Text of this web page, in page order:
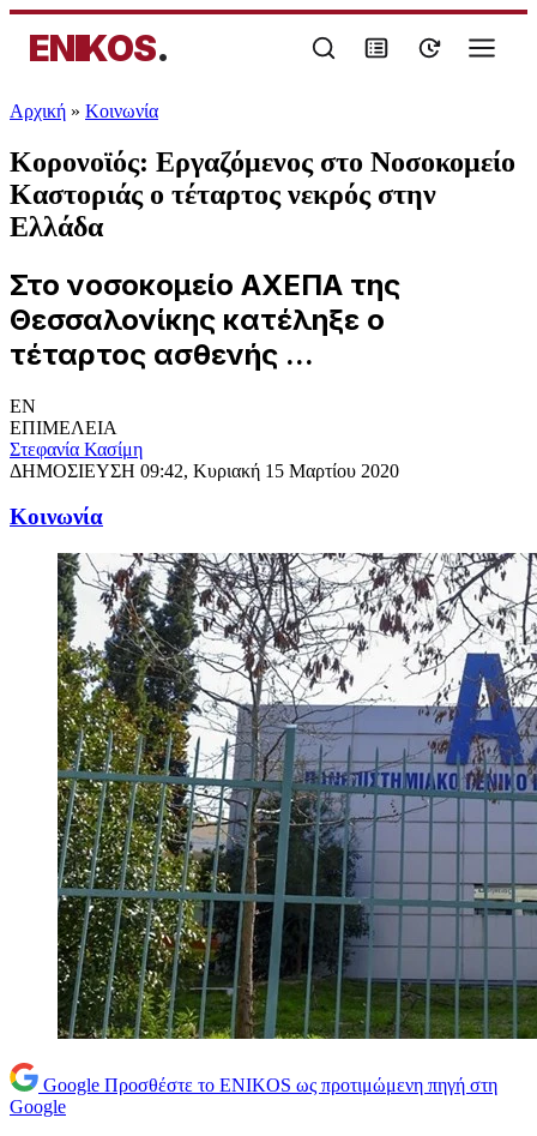
ENIKOS.
Αρχική » Κοινωνία
Κορονοϊός: Εργαζόμενος στο Νοσοκομείο
Καστοριάς ο τέταρτος νεκρός στην
Ελλάδα
Στο νοσοκομείo ΑΧΕΠΑ της
Θεσσαλονίκης κατέληξε ο
τέταρτος ασθενής ...
EN
ΕΠΙΜΕΛΕΙΑ
Στεφανία Κασίμη
ΔΗΜΟΣΙΕΥΣΗ 09:42, Κυριακή 15 Μαρτίου 2020
Κοινωνία
Google Προσθέστε το ENIKOS ως προτιμώμενη πηγή στη
Google